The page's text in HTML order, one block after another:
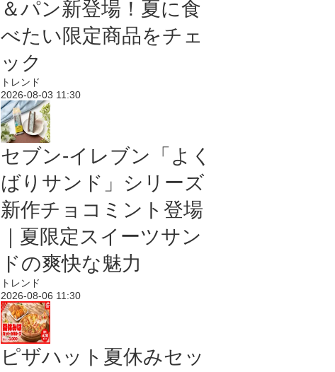
＆パン新登場！夏に食
べたい限定商品をチェ
ック
トレンド
2026-08-03 11:30
セブン‐イレブン「よく
ばりサンド」シリーズ
新作チョコミント登場
｜夏限定スイーツサン
ドの爽快な魅力
トレンド
2026-08-06 11:30
ピザハット夏休みセッ